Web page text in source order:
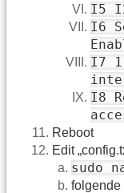
I5
I6
I7
I8
Reboot
Edit
sudo
folgende